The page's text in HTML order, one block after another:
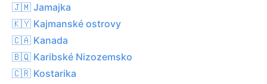
🇯🇲 Jamajka
🇰🇾 Kajmanské ostrovy
🇨🇦 Kanada
🇧🇶 Karibské Nizozemsko
🇨🇷 Kostarika